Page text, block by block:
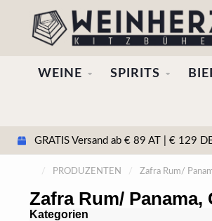
WEINE SPIRITS
GRATIS Versand ab € 89 AT | € 129
/ PRODUZENTEN / Zafra Rum/
Zafra Rum/ Panama,
Kategorien